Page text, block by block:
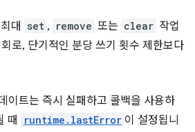
대 set , remove 또는 clear 작업
로, 단기적인 분당 쓰기 횟수 제한보다
이트는 즉시 실패하고 콜백을 사용하
때
runtime.lastError 이 설정됩니